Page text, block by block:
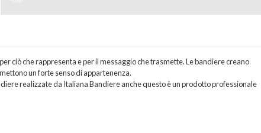
ciò che rappresenta e per il messaggio che trasmette. Le bandiere creano
un forte senso di appartenenza.
realizzate da Italiana Bandiere anche questo è un prodotto professionale